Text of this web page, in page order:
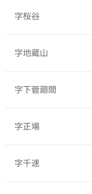
字桜谷
字地蔵山
字下菅廻間
字正場
字千速